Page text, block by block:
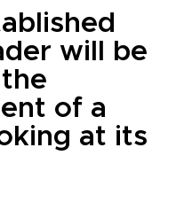
will be
of a
at its